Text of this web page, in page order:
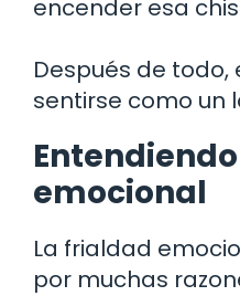
encender esa
Después de
sentirse como un
emocional
La frialdad
por muchas